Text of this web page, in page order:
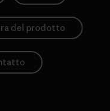
del prodotto